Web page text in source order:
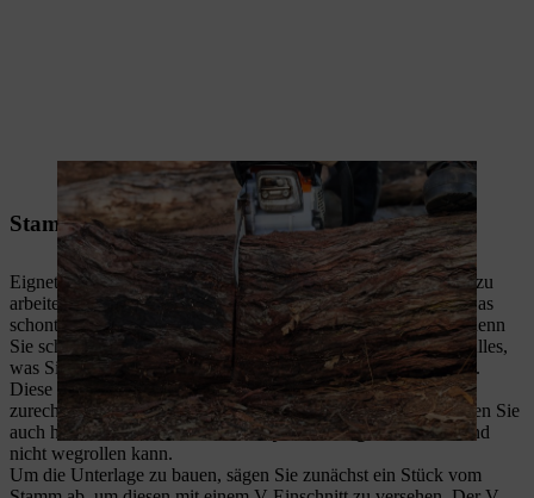
Jetzt schneiden Sie von der anderen Seite.
Stamm auf einer DIY-Unterlage sägen
Eignet sich der Untergrund nicht dafür, direkt auf dem Boden zu
arbeiten, können Sie auch eine Unterlage zur Hilfe nehmen. Das
schont nicht nur Ihre Sägekette, sondern auch Ihren Rücken, denn
Sie schaffen sich dadurch eine
ergonomische Arbeitshöhe . Alles,
was Sie dafür brauchen, ist eine kleine Stütze für die Holzteile.
Diese können Sie sich aus einem Stück Holz schnell selbst
zurechtsägen – ganz getreu dem Motto „Do-it-yourself“. Achten Sie
auch hier darauf, dass das
Holz zu jeder Zeit gut fixiertist und
nicht wegrollen kann.
Um die Unterlage zu bauen, sägen Sie zunächst ein Stück vom